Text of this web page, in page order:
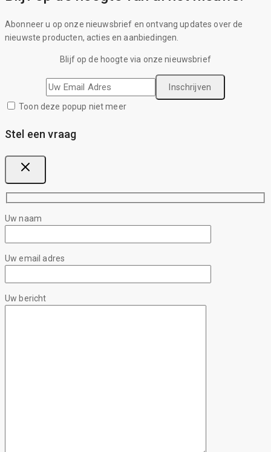
Abonneer u op onze nieuwsbrief en ontvang updates over de
nieuwste producten, acties en aanbiedingen.
Blijf op de hoogte via onze nieuwsbrief
Toon deze popup niet meer
Stel een vraag
Uw naam
Uw email adres
Uw bericht